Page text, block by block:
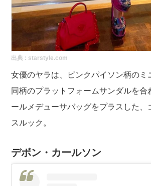
出典 : starstyle.com
女優のヤラは、ピンクパイソン柄のミ
同柄のプラットフォームサンダルを合
ールメデューサバッグをプラスした、
スルック。
デボン・カールソン